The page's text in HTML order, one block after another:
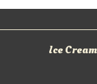
Ice